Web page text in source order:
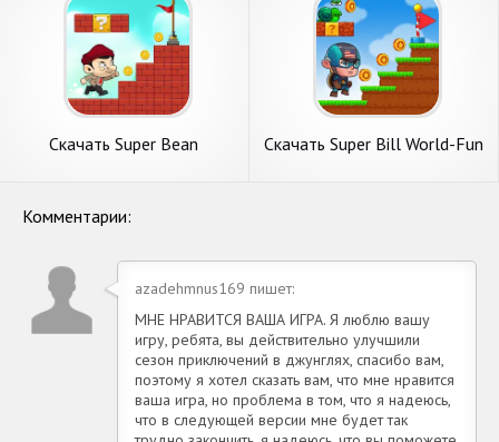
Скачать Super Bean
Скачать Super Bill World-Fun
Комментарии:
azadehmnus169 пишет:
МНЕ НРАВИТСЯ ВАША ИГРА. Я люблю вашу
игру, ребята, вы действительно улучшили
сезон приключений в джунглях, спасибо вам,
поэтому я хотел сказать вам, что мне нравится
ваша игра, но проблема в том, что я надеюсь,
что в следующей версии мне будет так